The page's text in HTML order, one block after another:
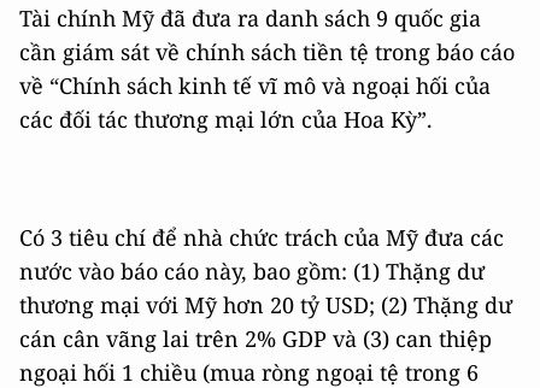
Tài chính Mỹ đã đưa ra danh sách 9 quốc gia
cần giám sát về chính sách tiền tệ trong báo cáo
về “Chính sách kinh tế vĩ mô và ngoại hối của
các đối tác thương mại lớn của Hoa Kỳ”.
Có 3 tiêu chí để nhà chức trách của Mỹ đưa các
nước vào báo cáo này, bao gồm: (1) Thặng dư
thương mại với Mỹ hơn 20 tỷ USD; (2) Thặng dư
cán cân vãng lai trên 2% GDP và (3) can thiệp
ngoại hối 1 chiều (mua ròng ngoại tệ trong 6